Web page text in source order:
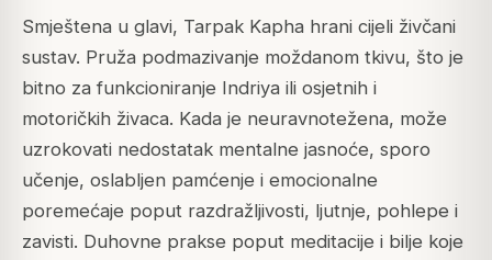
Smještena u glavi, Tarpak Kapha hrani cijeli živčani
sustav. Pruža podmazivanje moždanom tkivu, što je
bitno za funkcioniranje Indriya ili osjetnih i
motoričkih živaca. Kada je neuravnotežena, može
uzrokovati nedostatak mentalne jasnoće, sporo
učenje, oslabljen pamćenje i emocionalne
poremećaje poput razdražljivosti, ljutnje, pohlepe i
zavisti. Duhovne prakse poput meditacije i bilje koje